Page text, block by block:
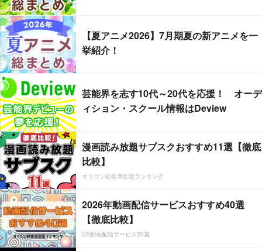
【夏アニメ2026】7月期夏の新アニメを一
挙紹介！
芸能界を志す10代～20代を応援！ オーデ
ィション・スクール情報はDeview
漫画読み放題サブスクおすすめ11選【徹底
比較】
オリコン顧客満足度ランキング
2026年動画配信サービスおすすめ40選
【徹底比較】
CS動画配信サービス20選